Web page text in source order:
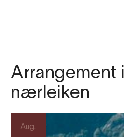
Arrangement i
nærleiken
Aug.